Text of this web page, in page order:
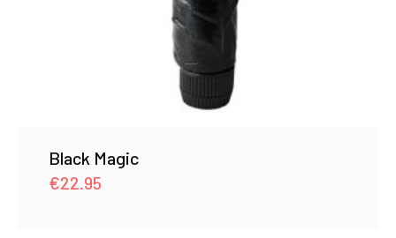
Black Magic
€22.95